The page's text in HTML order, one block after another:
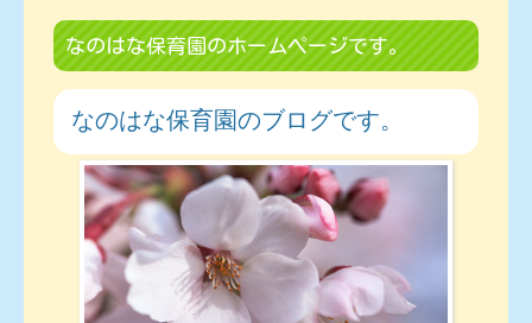
なのはな保育園のホームページです。
なのはな保育園のブログです。